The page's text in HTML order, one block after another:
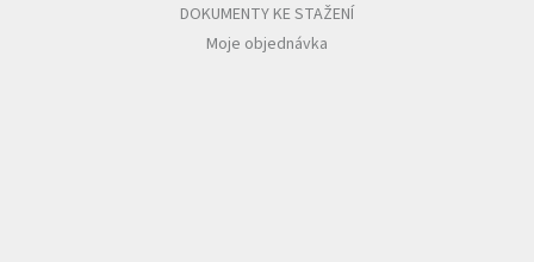
DOKUMENTY KE STAŽENÍ
Moje objednávka